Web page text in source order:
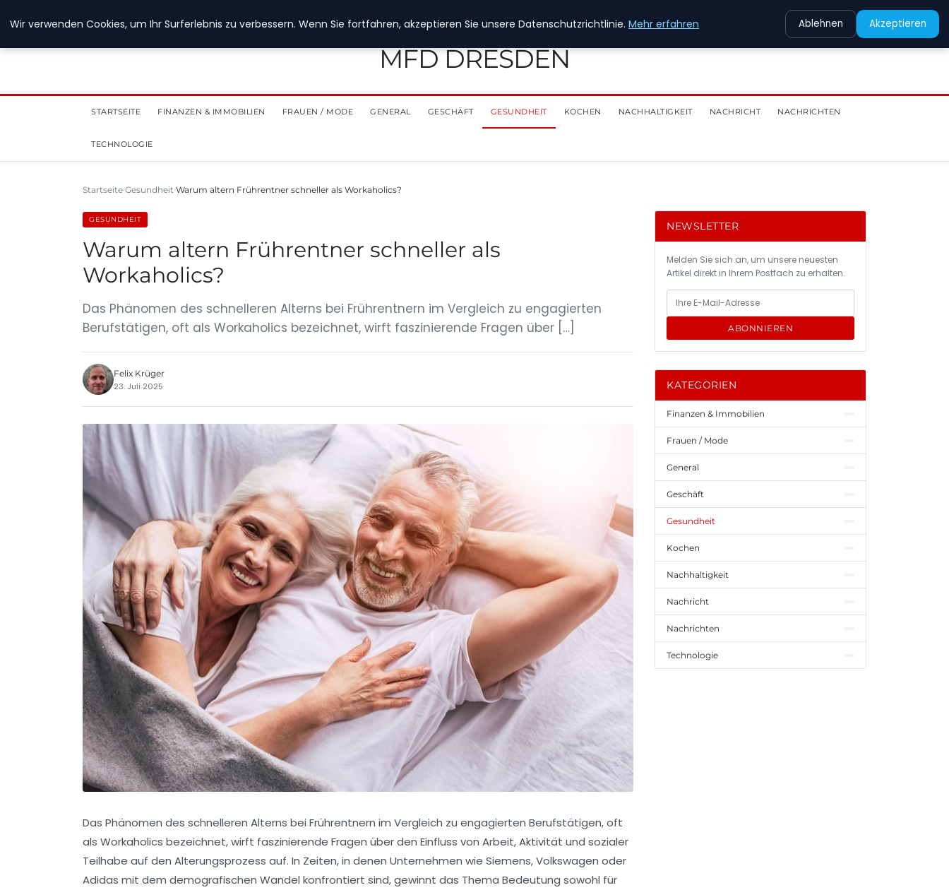
MFD DRESDEN
STARTSEITE FINANZEN & IMMOBILIEN FRAUEN / MODE GENERAL GESCHÄFT GESUNDHEIT KOCHEN NACHHALTIGKEIT NACHRICHT NACHRICHTEN
TECHNOLOGIE
Startseite Gesundheit Warum altern Frührentner schneller als Workaholics?
GESUNDHEIT
Warum altern Frührentner schneller als
Workaholics?
Das Phänomen des schnelleren Alterns bei Frührentnern im Vergleich zu engagierten
Berufstätigen, oft als Workaholics bezeichnet, wirft faszinierende Fragen über […]
Felix Krüger
23. Juli 2025
Das Phänomen des schnelleren Alterns bei Frührentnern im Vergleich zu engagierten Berufstätigen, oft
als Workaholics bezeichnet, wirft faszinierende Fragen über den Einfluss von Arbeit, Aktivität und sozialer
Teilhabe auf den Alterungsprozess auf. In Zeiten, in denen Unternehmen wie Siemens, Volkswagen oder
Adidas mit dem demografischen Wandel konfrontiert sind, gewinnt das Thema Bedeutung sowohl für
NEWSLETTER
Melden Sie sich an, um unsere neuesten
Artikel direkt in Ihrem Postfach zu erhalten.
ABONNIEREN
KATEGORIEN
Finanzen & Immobilien
Frauen / Mode
General
Geschäft
Gesundheit
Kochen
Nachhaltigkeit
Nachricht
Nachrichten
Technologie
Wir verwenden Cookies, um Ihr Surferlebnis zu verbessern. Wenn Sie fortfahren, akzeptieren Sie unsere Datenschutzrichtlinie. Mehr erfahren Ablehnen Akzeptieren